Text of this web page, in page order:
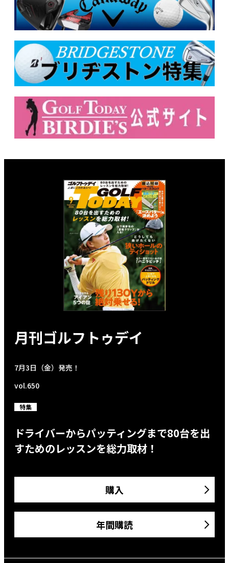
月刊ゴルフトゥデイ
7月3日（金）発売！
vol.650
特集
ドライバーからパッティングまで80台を出
すためのレッスンを総力取材！
購入
年間購読